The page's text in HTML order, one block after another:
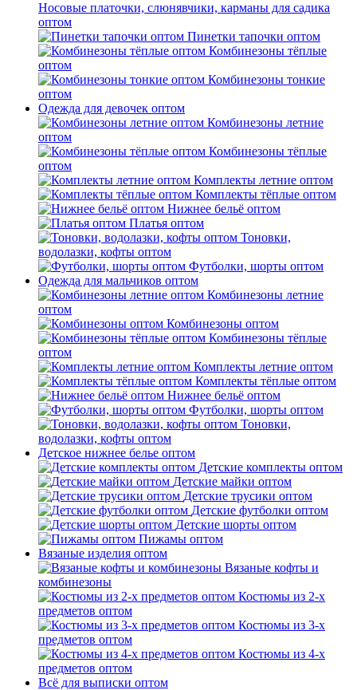
Носовые платочки, слюнявчики, карманы для садика
оптом
Пинетки тапочки оптом
Комбинезоны тёплые
оптом
Комбинезоны тонкие
оптом
Одежда для девочек оптом
Комбинезоны летние
оптом
Комбинезоны тёплые
оптом
Комплекты летние оптом
Комплекты тёплые оптом
Нижнее бельё оптом
Платья оптом
Тоновки,
водолазки, кофты оптом
Футболки, шорты оптом
Одежда для мальчиков оптом
Комбинезоны летние
оптом
Комбинезоны оптом
Комбинезоны тёплые
оптом
Комплекты летние оптом
Комплекты тёплые оптом
Нижнее бельё оптом
Футболки, шорты оптом
Тоновки,
водолазки, кофты оптом
Детское нижнее белье оптом
Детские комплекты оптом
Детские майки оптом
Детские трусики оптом
Детские футболки оптом
Детские шорты оптом
Пижамы оптом
Вязаные изделия оптом
Вязаные кофты и
комбинезоны
Костюмы из 2-х
предметов оптом
Костюмы из 3-х
предметов оптом
Костюмы из 4-х
предметов оптом
Всё для выписки оптом